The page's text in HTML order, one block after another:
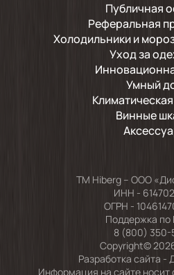
Публичная
Реферальная
Холодильники и
Уход за
Умный
Винные
TM Hiberg – ООО
ИНН -
ОГРН -
Поддержка по
8 (800) 350-
Copyright©
Разработка сайта -
Информация на сайте носит